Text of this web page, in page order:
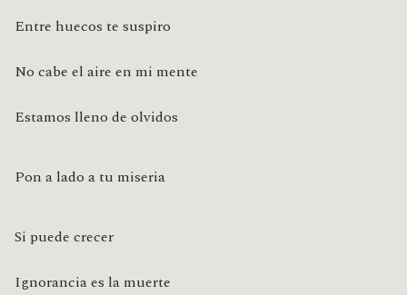
Entre huecos te suspiro
No cabe el aire en mi mente
Estamos lleno de olvidos
Pon a lado a tu miseria
Si puede crecer
Ignorancia es la muerte